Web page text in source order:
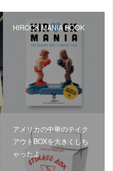
HIROCK MANIA BOOK
アメリカの中華のテイク
アウトBOXを大きくしち
ゃったよ